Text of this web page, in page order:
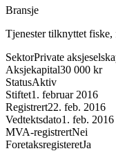
Bransje
Tjenester tilknyttet
SektorPrivate
Aksjekapital30 000 kr
StatusAktiv
Stiftet1. februar 2016
Registrert22. feb. 2016
Vedtektsdato1. feb. 2016
MVA-registrertNei
ForetaksregisteretJa